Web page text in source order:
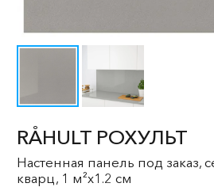
RÅHULT РОХУЛЬТ
Настенная панель под
кварц, 1 м²x1.2 см